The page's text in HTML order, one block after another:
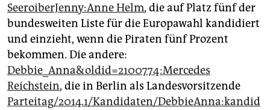
SeeroiberJenny:Anne Helm, die auf Platz fünf der
bundesweiten Liste für die Europawahl kandidiert
und einzieht, wenn die Piraten fünf Prozent
bekommen. Die andere:
Debbie_Anna&oldid=2100774:Mercedes
Reichstein, die in Berlin als Landesvorsitzende
Parteitag/2014.1/Kandidaten/DebbieAnna:kandid